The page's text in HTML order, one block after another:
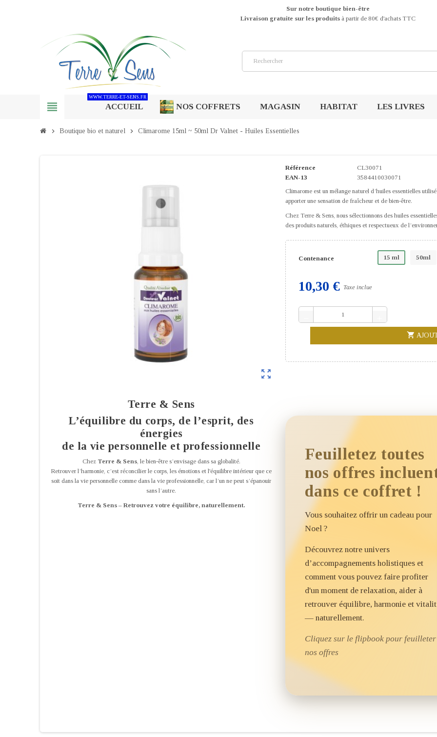
Sur notre boutique bien-être
Livraison gratuite sur les produitsà partir de 80€ d'achats TTC
view_headline ACCUEIL
WWW.TERRE-ET-SENS.FR
NOS COFFRETS MAGASIN HABITAT LES LIVRES
chevron_right Boutique bio et naturel chevron_right Climarome 15ml ~ 50ml Dr Valnet - Huiles Essentielles
zoom_out_map
Terre & Sens
L’équilibre du corps, de l’esprit, des
énergies
de la vie personnelle et professionnelle
Chez Terre & Sens, le bien-être s’envisage dans sa globalité.
Retrouver l’harmonie, c’est réconcilier le corps, les émotions et l'équilibre intérieur que ce
soit dans la vie personnelle comme dans la vie professionnelle, car l’un ne peut s’épanouir
sans l’autre.
Terre & Sens – Retrouvez votre équilibre, naturellement.
Référence
CL30071
EAN-13
3584410030071
Climarome est un mélange naturel d’huiles essentielles
apporter une sensation de fraîcheur et de bien-être.
Chez Terre & Sens, nous sélectionnons des huiles
des produits naturels, éthiques et respectueux de
Contenance 15 ml 50ml
10,30 € Taxe inclue
shopping_cart
Feuilletez toutes
nos offres
dans ce coffret !
Vous souhaitez offrir un cadeau pour
Noel ?
Découvrez notre univers
d’accompagnements holistiques et
comment vous pouvez faire profiter
d'un moment de relaxation, aider à
retrouver équilibre, harmonie et
— naturellement.
Cliquez sur le flipbook pour feuilleter
nos offres